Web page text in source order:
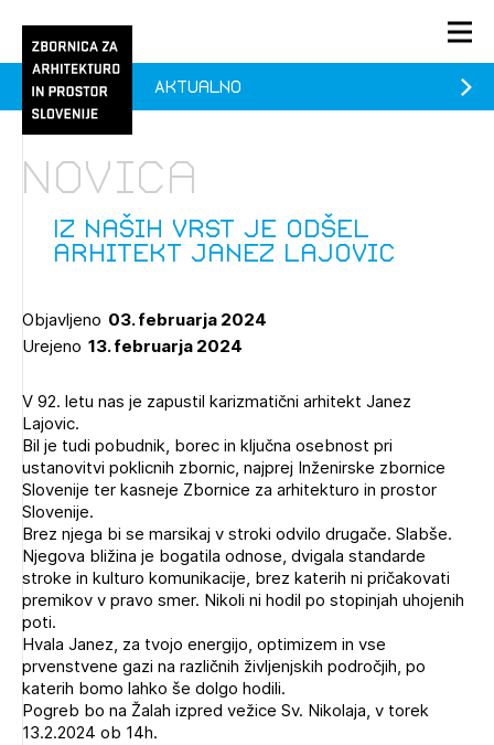
PRIJAVA
Aktualno
Članstvo
Praksa
O ZAPS
1/1
Pozdravljeni
PRIJAVITE SE
POZABLJENO GESLO
REGISTRIRAJTE SE
Iz naših vrst je odšel
arhitekt Janez Lajovic
Novica
Aktualno
Objavljeno 03. februarja 2024
Urejeno 13. februarja 2024
V 92. letu nas je zapustil karizmatični arhitekt Janez
Lajovic.
Bil je tudi pobudnik, borec in ključna osebnost pri
ustanovitvi poklicnih zbornic, najprej Inženirske zbornice
Slovenije ter kasneje Zbornice za arhitekturo in prostor
Slovenije.
Brez njega bi se marsikaj v stroki odvilo drugače. Slabše.
Njegova bližina je bogatila odnose, dvigala standarde
stroke in kulturo komunikacije, brez katerih ni pričakovati
premikov v pravo smer. Nikoli ni hodil po stopinjah uhojenih
poti.
Hvala Janez, za tvojo energijo, optimizem in vse
prvenstvene gazi na različnih življenjskih področjih, po
katerih bomo lahko še dolgo hodili.
Pogreb bo na Žalah izpred vežice Sv. Nikolaja, v torek
13.2.2024 ob 14h.
1/2
Prijava na novičnik
Novičnike. Označite svojo izbiro.
Novičnike vam bomo pošiljali na vaš elektronski naslov.
Mesečni novičnik
Novičnik izobraževanj
Novičnik natečajev
Tedenski novičnik javnih naročil
Dnevne medijske objave
NAPREJ